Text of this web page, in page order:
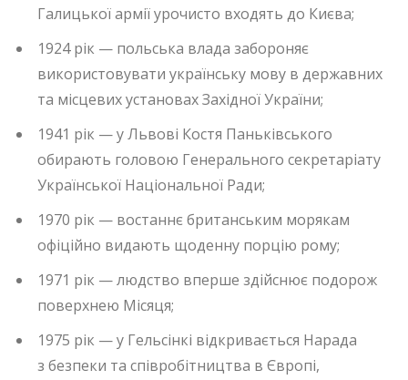
Галицької армії урочисто входять до Києва;
1924 рік — польська влада забороняє
використовувати українську мову в державних
та місцевих установах Західної України;
1941 рік — у Львові Костя Паньківського
обирають головою Генерального секретаріату
Української Національної Ради;
1970 рік — востаннє британським морякам
офіційно видають щоденну порцію рому;
1971 рік — людство вперше здійснює подорож
поверхнею Місяця;
1975 рік — у Гельсінкі відкривається Нарада
з безпеки та співробітництва в Європі,